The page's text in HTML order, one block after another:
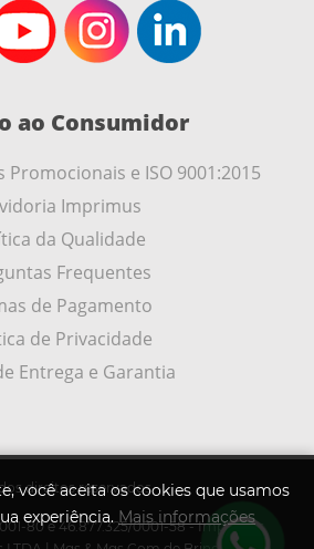
.
você aceita os cookies que usamos
experiência.Mais informações
ao Consumidor
e ISO 9001:2015
Imprimus
da Qualidade
Frequentes
de Pagamento
de Privacidade
Entrega e Garantia
direitos reservados
80 e 46.877.325/0001-58 - Imprimus